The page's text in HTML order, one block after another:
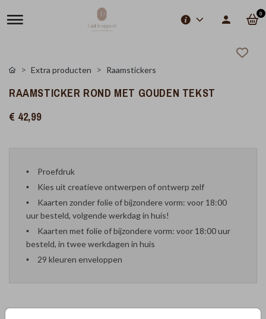
0
Extra producten Raamstickers
RAAMSTICKER ROND MET GOUDEN TEKST
€ 42,99
Proefdruk
Kies uit creatieve ontwerpen of ontwerp zelf
Kaarten zonder folie of bijzondere vorm: voor 18:00
uur besteld, volgende werkdag in huis!
Kaarten met folie of bijzondere vorm: voor 18:00 uur
besteld, in twee werkdagen in huis
29 kleuren enveloppen